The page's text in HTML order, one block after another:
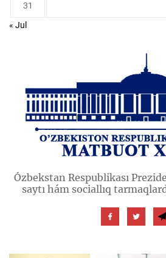
31
« Jul
Ózbekstan Respublikası
saytı hám sociallıq